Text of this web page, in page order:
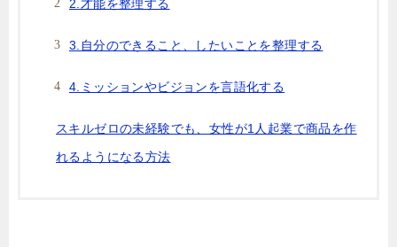
2.才能を整理する
3.自分のできること、したいことを整理する
4.ミッションやビジョンを言語化する
スキルゼロの未経験でも、女性が1人起業で商品を作
れるようになる方法